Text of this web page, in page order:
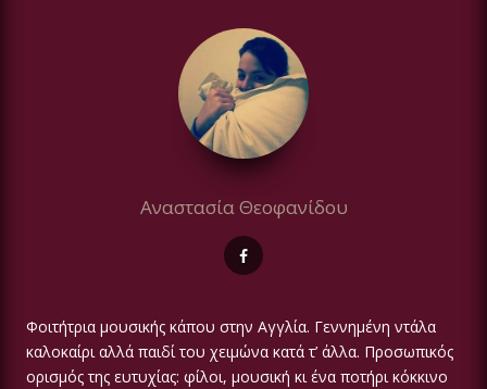
Αναστασία Θεοφανίδου
Φοιτήτρια μουσικής κάπου στην Αγγλία. Γεννημένη ντάλα
καλοκαίρι αλλά παιδί του χειμώνα κατά τ’ άλλα. Προσωπικός
ορισμός της ευτυχίας: φίλοι, μουσική κι ένα ποτήρι κόκκινο